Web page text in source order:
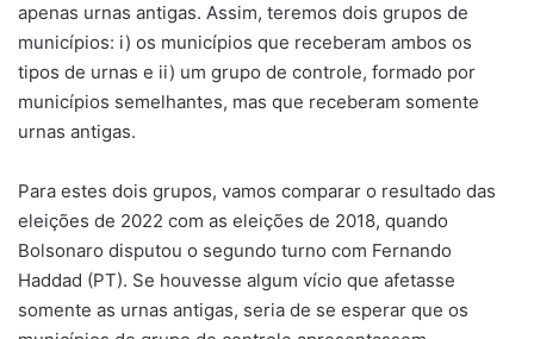
apenas urnas antigas. Assim, teremos dois grupos de
municípios: i) os municípios que receberam ambos os
tipos de urnas e ii) um grupo de controle, formado por
municípios semelhantes, mas que receberam somente
urnas antigas.
Para estes dois grupos, vamos comparar o resultado das
eleições de 2022 com as eleições de 2018, quando
Bolsonaro disputou o segundo turno com Fernando
Haddad (PT). Se houvesse algum vício que afetasse
somente as urnas antigas, seria de se esperar que os